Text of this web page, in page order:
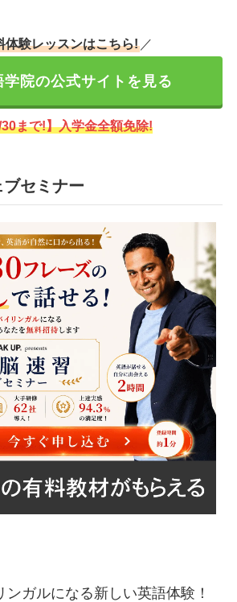
体験レッスンはこちら!／
学院の公式サイトを見る
まで!】入学金全額免除!
セミナー
ガルになる新しい英語体験！